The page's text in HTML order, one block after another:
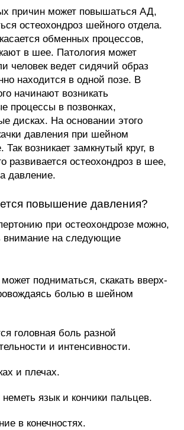
причин может повышаться АД,
остеохондроз шейного отдела.
обменных процессов,
в шее. Патология может
человек ведет сидячий образ
находится в одной позе. В
начинают возникать
процессы в позвонках,
дисках. На основании этого
давления при шейном
Так возникает замкнутый круг, в
развивается остеохондроз в шее,
давление.
повышение давления?
при остеохондрозе можно,
внимание на следующие
подниматься, скакать вверх-
болью в шейном
головная боль разной
и интенсивности.
и плечах.
язык и кончики пальцев.
в конечностях.